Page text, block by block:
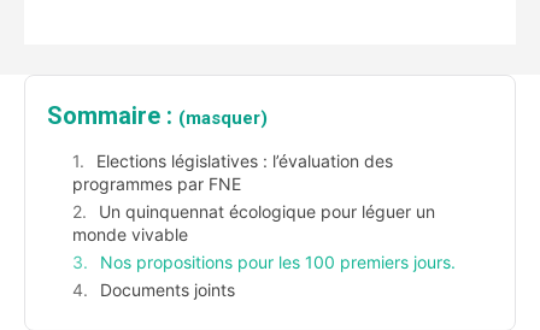
Sommaire : (masquer)
Elections législatives : l’évaluation des
programmes par FNE
Un quinquennat écologique pour léguer un
monde vivable
Nos propositions pour les 100 premiers jours.
Documents joints